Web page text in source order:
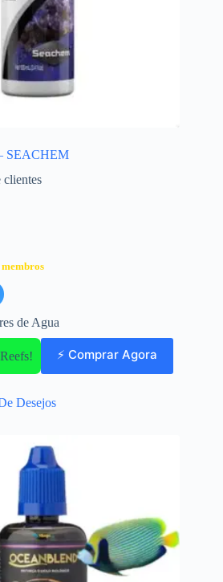
SEACHEM
de Agua
⚡ Comprar Agora
Desejos